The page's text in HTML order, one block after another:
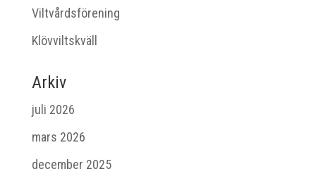
Viltvårdsförening
Klövviltskväll
Arkiv
juli 2026
mars 2026
december 2025